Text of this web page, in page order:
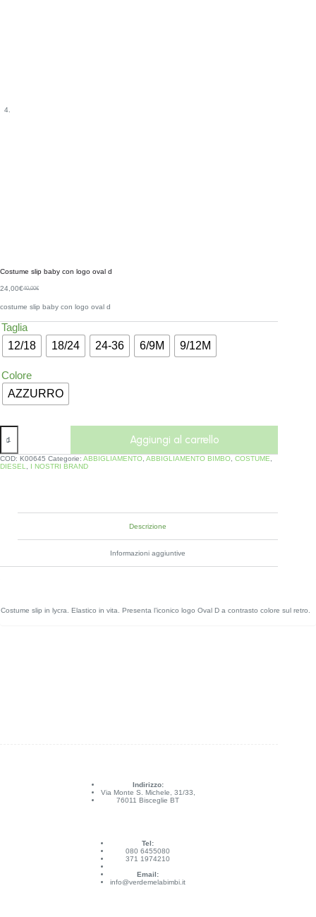
Costume slip baby con logo oval d
40,00€
24,00€
costume slip baby con logo oval d
Taglia
12/18
18/24 24-36 6/9M 9/12M
Colore
AZZURRO
Aggiungi al carrello
COD: K00645 Categorie: ABBIGLIAMENTO ABBIGLIAMENTO BIMBO COSTUME
DIESEL
I NOSTRI BRAND
Descrizione
Informazioni aggiuntive
Costume slip in lycra. Elastico in vita. Presenta l’iconico logo Oval D a contrasto colore sul retro.
Indirizzo:
Via Monte S. Michele, 31/33,
76011 Bisceglie BT
Tel:
080 6455080
371 1974210
Email:
info@verdemelabimbi.it